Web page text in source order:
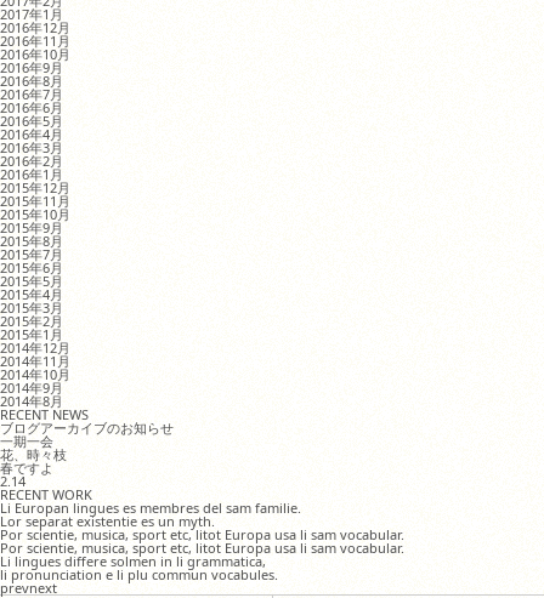
2017年1月
2016年12月
2016年11月
2016年10月
2016年9月
2016年8月
2016年7月
2016年6月
2016年5月
2016年4月
2016年3月
2016年2月
2016年1月
2015年12月
2015年11月
2015年10月
2015年9月
2015年8月
2015年7月
2015年6月
2015年5月
2015年4月
2015年3月
2015年2月
2015年1月
2014年12月
2014年11月
2014年10月
2014年9月
2014年8月
RECENT NEWS
ブログアーカイブのお知らせ
一期一会
花、時々枝
春ですよ
2.14
RECENT WORK
Li Europan lingues es membres del sam familie.
Lor separat existentie es un myth.
Por scientie, musica, sport etc, litot Europa usa li sam vocabular.
Por scientie, musica, sport etc, litot Europa usa li sam vocabular.
Li lingues differe solmen in li grammatica,
li pronunciation e li plu commun vocabules.
prevnext